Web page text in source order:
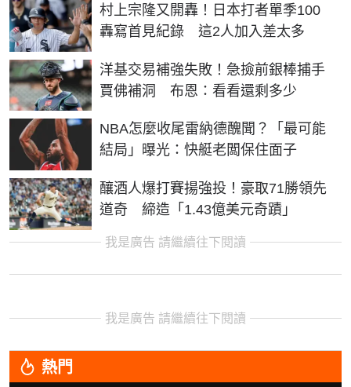
村上宗隆又開轟！日本打者單季100
轟寫首見紀錄 這2人加入差太多
洋基交易補強失敗！急撿前銀棒捕手
賈佛補洞 布恩：看看還剩多少
NBA怎麼收尾雷納德醜聞？「最可能
結局」曝光：快艇老闆保住面子
釀酒人爆打賽揚強投！豪取71勝領先
道奇 締造「1.43億美元奇蹟」
我是廣告 請繼續往下閱讀
我是廣告 請繼續往下閱讀
熱門